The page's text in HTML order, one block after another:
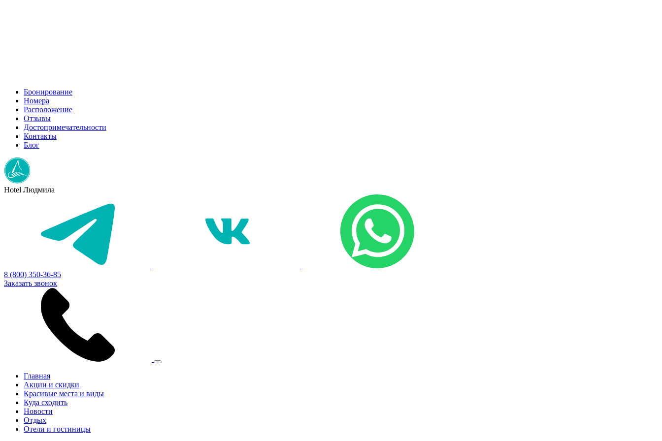
Бронирование
Номера
Расположение
Отзывы
Достопримечательности
Контакты
Блог
Hotel Людмила
8 (800) 350-36-85
Заказать звонок
Главная
Акции и скидки
Красивые места и виды
Куда сходить
Новости
Отдых
Отели и гостиницы